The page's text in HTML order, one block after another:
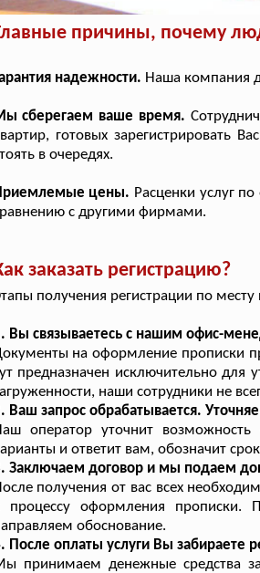
причины, почему
надежности. Наша компания
сберегаем ваше время.
готовых зарегистрировать
в очередях.
цены. Расценки услуг
с другими фирмами.
заказать регистрацию?
получения регистрации по
Вы связываетесь с нашим офис-
на оформление прописки
предназначен исключительно для
наши сотрудники не
Ваш запрос обрабатывается.
оператор уточнит
и ответит вам, обозначит
Заключаем договор и мы подаем
получения от вас всех
процессу оформления прописки.
обоснование.
После оплаты услуги Вы забираете
принимаем денежные средства